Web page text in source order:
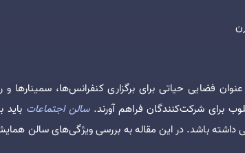
فضایی حیاتی برای برگزاری کنفرانس‌ها، سمینارها
برای شرکت‌کنندگان فراهم آورند.سالن‌ اجتماعات
داشته باشد. در این مقاله به بررسی ویژگی‌های سالن